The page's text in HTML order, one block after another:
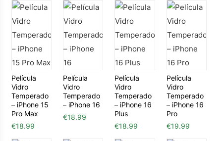
Película
Vidro
Temperado
– iPhone 15
Pro Max
€18.99
Película
Vidro
Temperado
– iPhone 16
€18.99
Película
Vidro
Temperado
– iPhone 16
Plus
€18.99
Película
Vidro
Temperado
– iPhone 16
Pro
€19.99